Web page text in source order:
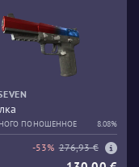
ПОНОШЕННОЕ 8.08%
-53% 276,93 €